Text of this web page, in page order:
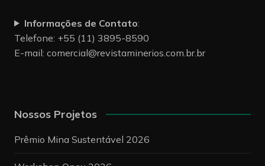
Informações de Contato:
Telefone: +55 (11) 3895-8590
E-mail: comercial@revistaminerios.com.br.br
Nossos Projetos
Prêmio Mina Sustentável 2026